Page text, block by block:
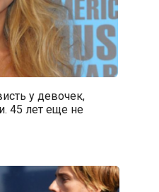
у девочек,
45 лет еще не